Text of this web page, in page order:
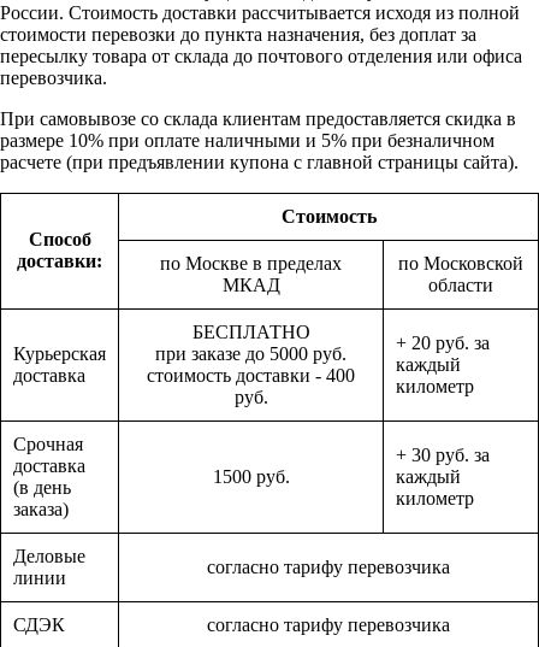
России. Стоимость доставки рассчитывается исходя из полной
стоимости перевозки до пункта назначения, без доплат за
пересылку товара от склада до почтового отделения или офиса
перевозчика.
При самовывозе со склада клиентам предоставляется скидка в
размере 10% при оплате наличными и 5% при безналичном
расчете (при предъявлении купона с главной страницы сайта).
Способ
доставки:
Стоимость
по Москве в пределах
МКАД
по Московской
области
Курьерская
доставка
БЕСПЛАТНО
при заказе до 5000 руб.
стоимость доставки - 400
руб.
+ 20 руб. за
каждый
километр
Срочная
доставка
(в день
заказа)
1500 руб.
+ 30 руб. за
каждый
километр
Деловые
линии
согласно тарифу перевозчика
СДЭК согласно тарифу перевозчика